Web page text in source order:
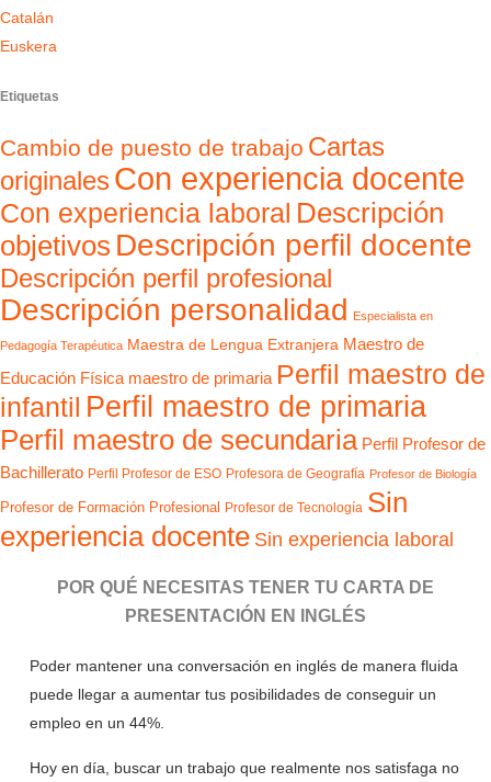
Catalán
Euskera
Etiquetas
Cambio de puesto de trabajo Cartas
originalesCon experiencia docente
Con experiencia laboral Descripción
objetivos Descripción perfil docente
Descripción perfil profesional
Descripción personalidad Especialista en
Pedagogía Terapéutica Maestra de Lengua Extranjera Maestro de
Educación Física maestro de primaria Perfil maestro de
infantil Perfil maestro de primaria
Perfil maestro de secundaria Perfil Profesor de
Bachillerato Perfil Profesor de ESO Profesora de Geografía Profesor de Biología
Profesor de Formación Profesional Profesor de Tecnología Sin
experiencia docente Sin experiencia laboral
POR QUÉ NECESITAS TENER TU CARTA DE
PRESENTACIÓN EN INGLÉS
Poder mantener una conversación en inglés de manera fluida
puede llegar a aumentar tus posibilidades de conseguir un
empleo en un 44%.
Hoy en día, buscar un trabajo que realmente nos satisfaga no